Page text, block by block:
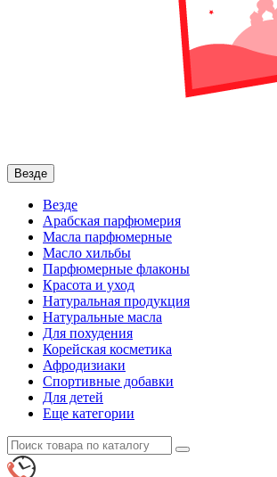
Везде
Везде
Арабская парфюмерия
Масла парфюмерные
Масло хильбы
Парфюмерные флаконы
Красота и уход
Натуральная продукция
Натуральные масла
Для похудения
Корейская косметика
Афродизиаки
Спортивные добавки
Для детей
Еще категории